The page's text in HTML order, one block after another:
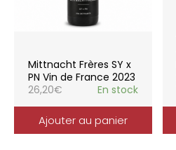
Mittnacht Frères SY x
PN Vin de France 2023
26,20€ En stock
Ajouter au panier